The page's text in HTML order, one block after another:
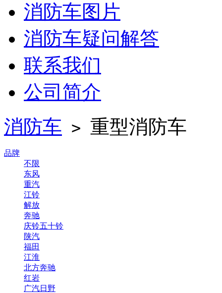
消防车图片
消防车疑问解答
联系我们
公司简介
消防车 > 重型消防车
品牌
不限
东风
重汽
江铃
解放
奔驰
庆铃五十铃
陕汽
福田
江淮
北方奔驰
红岩
广汽日野